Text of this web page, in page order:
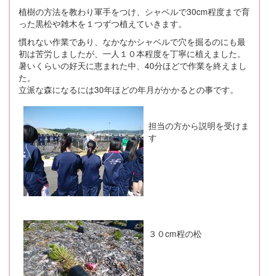
植樹の方法を教わり軍手をつけ、シャベルで30cm程度まで育
った黒松や雑木を１つずつ植えていきます。
慣れない作業であり、なかなかシャベルで穴を掘るのにも最
初は苦労しましたが、一人１０本程度を丁寧に植えました。
暑いくらいの好天に恵まれた中、40分ほどで作業を終えまし
た。
立派な森になるには30年ほどの年月がかかるとの事です。
担当の方から説明を受けま
す
３０cm程の松